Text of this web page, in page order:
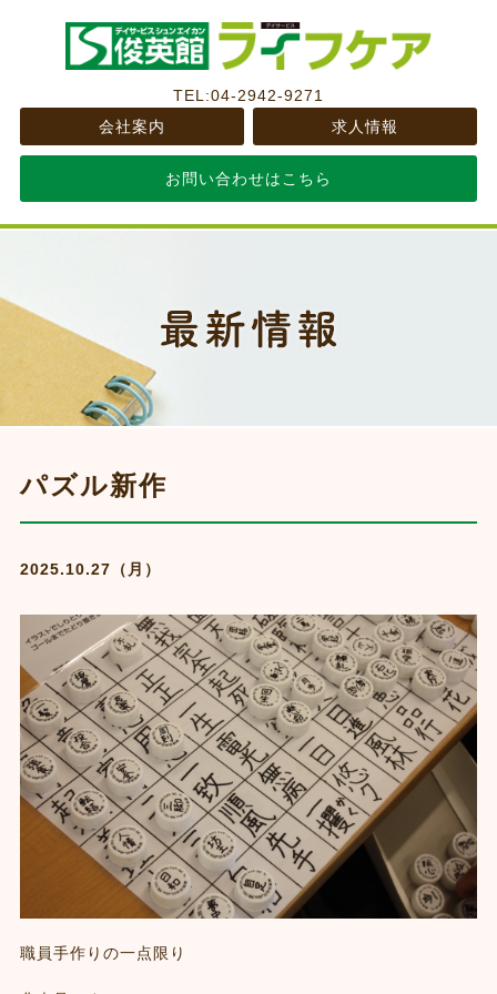
TEL:04-2942-9271
会社案内
求人情報
お問い合わせはこちら
パズル新作
2025.10.27（月）
職員手作りの一点限り